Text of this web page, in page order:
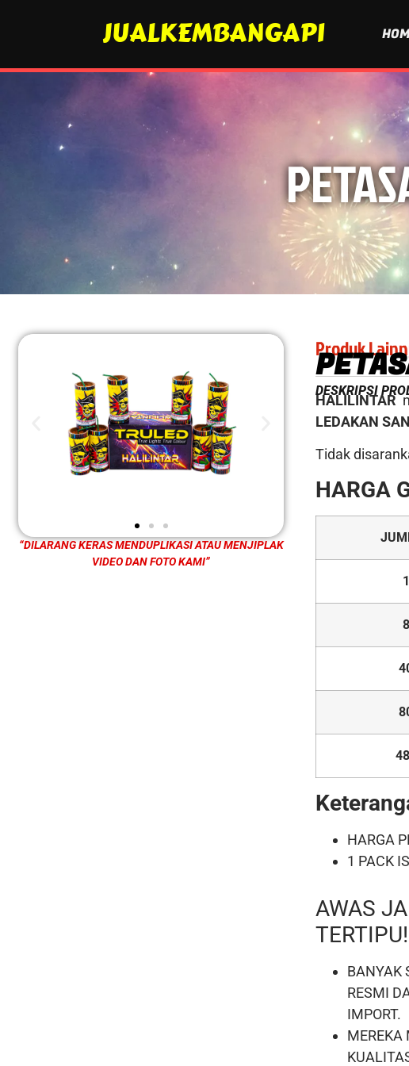
JUALKEMBANGAPI
“DILARANG KERAS MENDUPLIKASI ATAU MENJIPLAK
VIDEO DAN FOTO KAMI”
Produk
DESKRIPSI
HALILINTAR
LEDAKAN
Tidak
HARGA
1
8
HARGA
1 PACK
AWAS
BANYAK
RESMI
IMPORT.
MEREKA